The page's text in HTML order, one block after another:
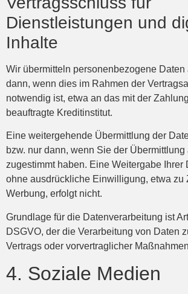
Dienstleistungen und
Inhalte
Wir übermitteln personenbezogene Daten
dann, wenn dies im Rahmen der
notwendig ist, etwa an das mit der
beauftragte Kreditinstitut.
Eine weitergehende Übermittlung der
bzw. nur dann, wenn Sie der
zugestimmt haben. Eine Weitergabe Ihrer
ohne ausdrückliche Einwilligung, etwa zu
Werbung, erfolgt nicht.
Grundlage für die Datenverarbeitung ist
DSGVO, der die Verarbeitung von Daten
Vertrags oder vorvertraglicher
4. Soziale Medien